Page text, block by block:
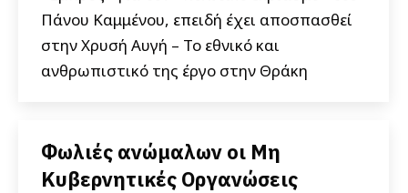
Πάνου Καμμένου, επειδή έχει αποσπασθεί
στην Χρυσή Αυγή – Το εθνικό και
ανθρωπιστικό της έργο στην Θράκη
Φωλιές ανώμαλων οι Μη
Κυβερνητικές Οργανώσεις